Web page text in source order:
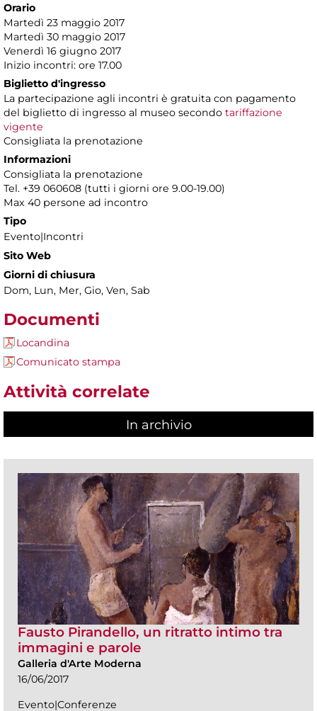
Orario
Martedì 23 maggio 2017
Martedì 30 maggio 2017
Venerdì 16 giugno 2017
Inizio incontri: ore 17.00
Biglietto d'ingresso
La partecipazione agli incontri è gratuita con pagamento
del biglietto di ingresso al museo secondo tariffazione
vigente
Consigliata la prenotazione
Informazioni
Consigliata la prenotazione
Tel. +39 060608 (tutti i giorni ore 9.00-19.00)
Max 40 persone ad incontro
Tipo
Evento|Incontri
Sito Web
Giorni di chiusura
Dom, Lun, Mer, Gio, Ven, Sab
Documenti
Locandina
Comunicato stampa
Attività correlate
In archivio
Fausto Pirandello, un ritratto intimo tra
immagini e parole
Galleria d'Arte Moderna
16/06/2017
Evento|Conferenze